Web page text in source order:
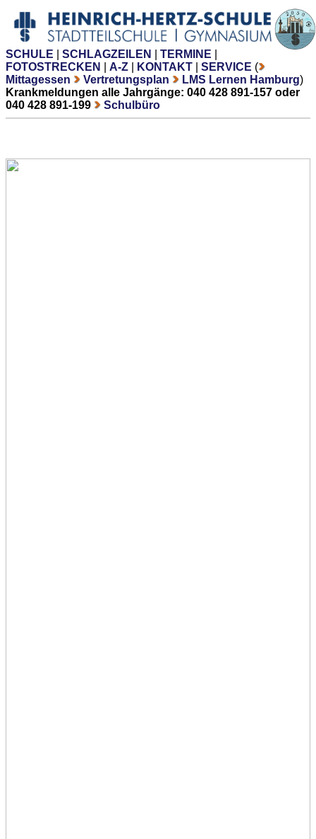
SCHULE SCHLAGZEILEN TERMINE
FOTOSTRECKEN
A-Z KONTAKT SERVICE (
Mittagessen
Vertretungsplan LMS Lernen Hamburg)
Krankmeldungen alle Jahrgänge: 040 428 891-157 oder
040 428 891-199
Schulbüro